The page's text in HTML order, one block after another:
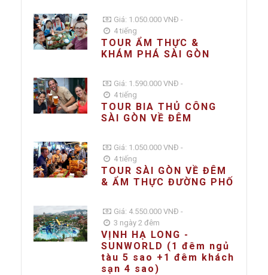
Giá: 1.050.000 VNĐ -
4 tiếng
TOUR ẨM THỰC &
KHÁM PHÁ SÀI GÒN
Giá: 1.590.000 VNĐ -
4 tiếng
TOUR BIA THỦ CÔNG
SÀI GÒN VỀ ĐÊM
Giá: 1.050.000 VNĐ -
4 tiếng
TOUR SÀI GÒN VỀ ĐÊM
& ẨM THỰC ĐƯỜNG PHỐ
Giá: 4.550.000 VNĐ -
3 ngày 2 đêm
VỊNH HẠ LONG -
SUNWORLD (1 đêm ngủ
tàu 5 sao +1 đêm khách
sạn 4 sao)